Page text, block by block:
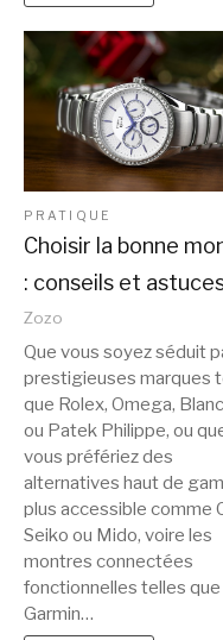
PRATIQUE
Choisir la bonne
: conseils et
Zozo
Que vous soyez séduit
prestigieuses marques
que Rolex, Omega,
ou Patek Philippe, ou
vous préfériez des
alternatives haut de
plus accessible comme
Seiko ou Mido, voire les
montres connectées
fonctionnelles telles que
Garmin…